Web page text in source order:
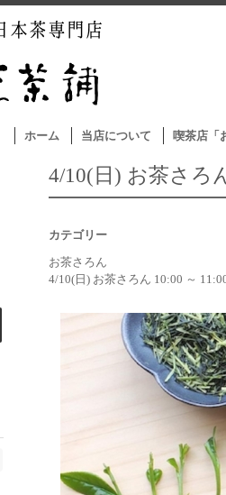
ホーム 当店について 喫茶店「
4/10(日) お茶さろ
カテゴリー
お茶さろん
4/10(日) お茶さろん 10:00 ～